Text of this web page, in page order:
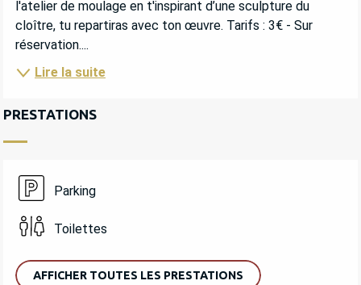
l'atelier de moulage en t'inspirant d’une sculpture du
cloître, tu repartiras avec ton œuvre. Tarifs : 3€ - Sur
réservation....
Lire la suite
PRESTATIONS
Parking
Toilettes
AFFICHER TOUTES LES PRESTATIONS